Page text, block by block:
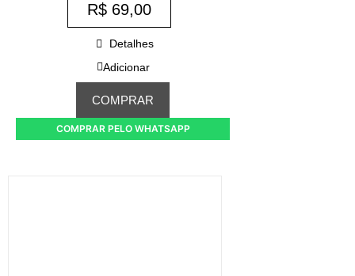
R$69,00
Detalhes
Adicionar
COMPRAR
COMPRAR PELO WHATSAPP